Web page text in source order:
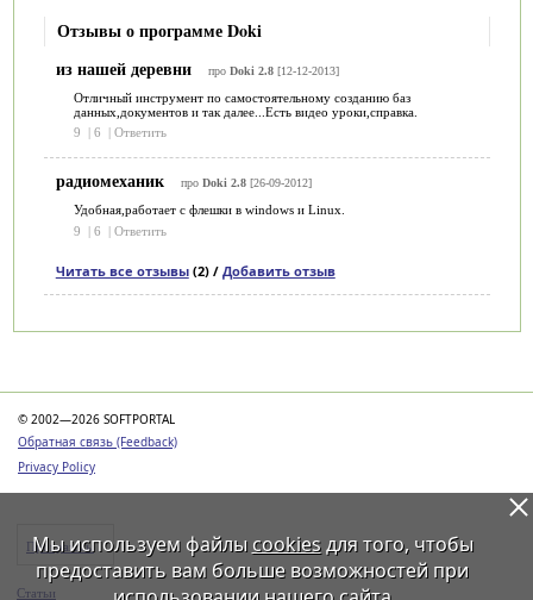
Отзывы о программе Doki
из нашей деревни
про Doki 2.8[12-12-2013]
Отличный инструмент по самостоятельному созданию баз
данных,документов и так далее...Есть видео уроки,справка.
9
6 Ответить
радиомеханик про Doki 2.8[26-09-2012]
Удобная,работает с флешки в windows и Linux.
9
| 6 | Ответить
Читать все отзывы(2) / Добавить отзыв
© 2002—2026 SOFTPORTAL
Обратная связь (Feedback)
Privacy Policy
Программы
Статьи
Мы используем файлы cookiesдля того, чтобы
предоставить вам больше возможностей при